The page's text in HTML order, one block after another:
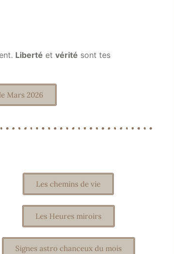
Liberté et vérité sont tes
Mars 2026
Les chemins de vie
Les Heures miroirs
Signes astro chanceux du mois